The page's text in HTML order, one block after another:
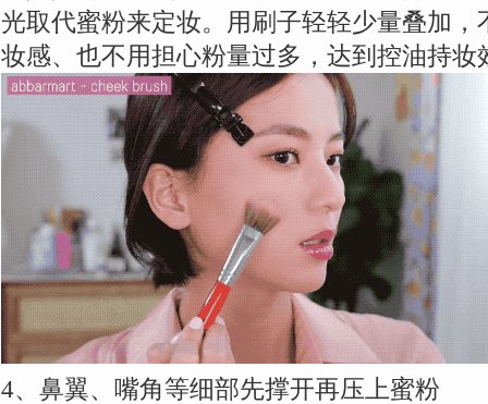
光取代蜜粉来定妆。用刷子轻轻少量叠加
妆感、也不用担心粉量过多，达到控油持妆
4、鼻翼、嘴角等细部先撑开再压上蜜粉